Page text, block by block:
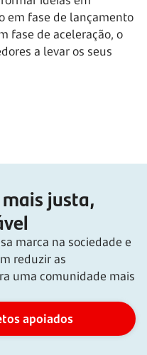
em fase de lançamento
fase de aceleração, o
a levar os seus
justa,
marca na sociedade e
reduzir as
uma comunidade mais
apoiados